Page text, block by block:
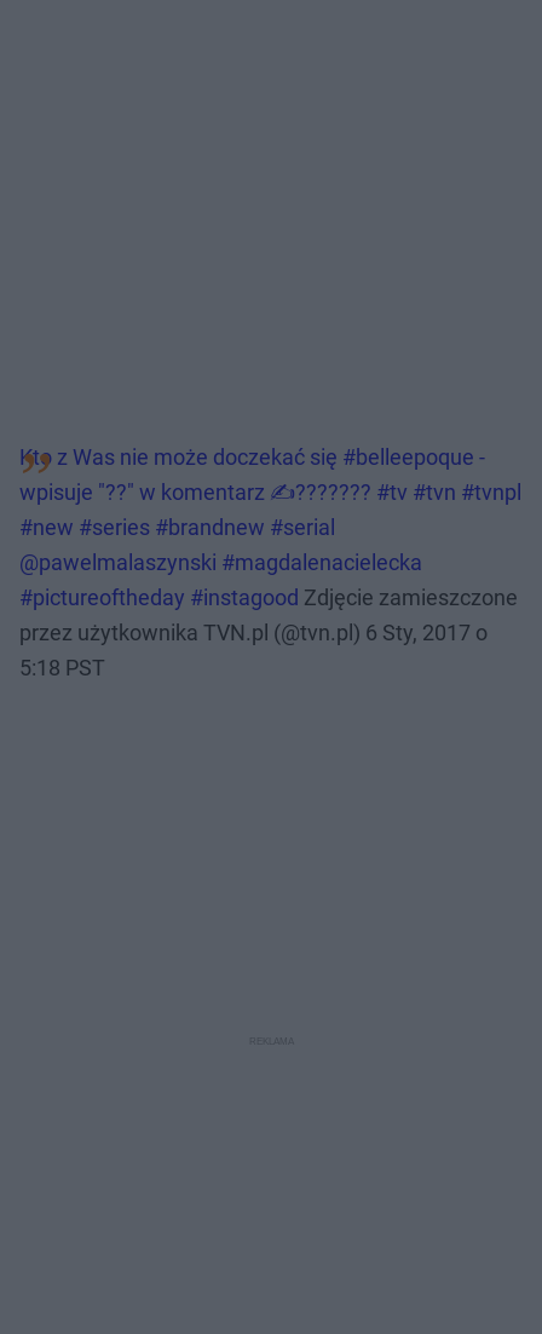
Kto z Was nie może doczekać się #belleepoque -
wpisuje "??" w komentarz ✍??????? #tv #tvn #tvnpl
#new #series #brandnew #serial
@pawelmalaszynski #magdalenacielecka
#pictureoftheday #instagood Zdjęcie zamieszczone
przez użytkownika TVN.pl (@tvn.pl) 6 Sty, 2017 o
5:18 PST